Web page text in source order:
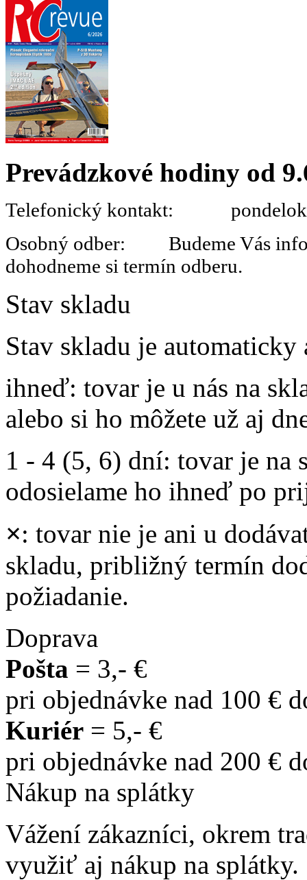
Prevádzkové hodiny od
Telefonický kontakt:
Osobný odber: Budeme Vás
dohodneme si termín odberu.
Stav skladu
Stav skladu je
ihneď: tovar je u nás na
alebo si ho môžete už aj
1 - 4 (5, 6) dní: tovar je na
odosielame ho ihneď po
×: tovar nie je ani u
skladu, približný termín
požiadanie.
Doprava
Pošta = 3,- €
pri objednávke nad 100 €
Kuriér = 5,- €
pri objednávke nad 200 €
Nákup na splátky
Vážení zákazníci, okrem
využiť aj nákup na splátky.